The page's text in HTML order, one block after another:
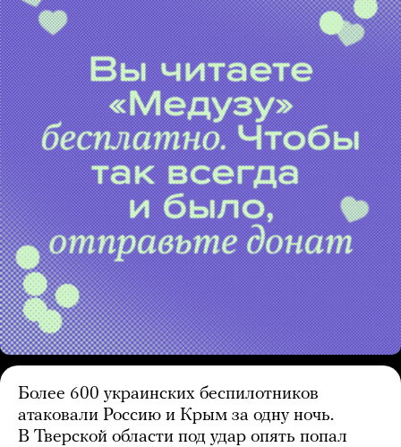
Более 600 украинских беспилотников
атаковали Россию и Крым за одну ночь.
В Тверской области под удар опять попал